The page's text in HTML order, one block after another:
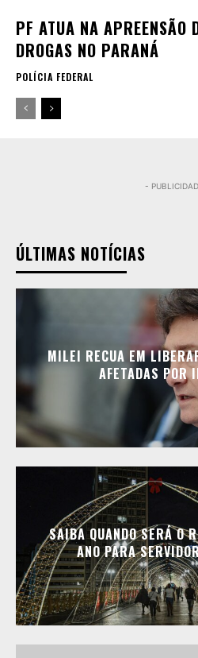
PF ATUA NA APREENSÃO
DROGAS NO PARANÁ
POLÍCIA FEDERAL
-
ÚLTIMAS NOTÍCIAS
MILEI RECUA EM
AFETADAS POR
SAIBA QUANDO SERÁ O
ANO PARA